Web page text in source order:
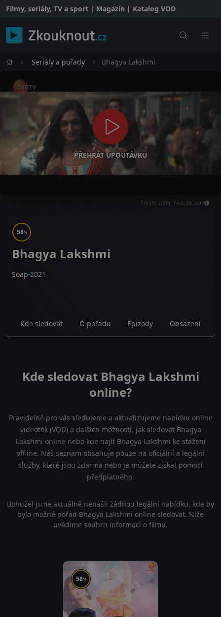
Filmy, seriály, TV a sport | Magazín | Katalog VOD
Seriály a pořady Bhagya Lakshmi
PŘEHRÁT UPOUTÁVKU
Trailer, zdroj: Youtube.com
58%
Bhagya Lakshmi
Soap 2021
Kde sledovat O pořadu Epizody Obsazení
Kde sledovat Bhagya Lakshmi
online?
Pravidelně pro vás sledujeme a aktualizujeme nabídku online
videoték (VOD) a dalších možností, jak sledovat Bhagya
Lakshmi online nebo kde najít Bhagya Lakshmi ke stažení
offline. Náš seznam obsahuje pouze na oficiální a legální
služby, které jsou zdarma nebo je můžete získat pomocí
předplatného.
Bohužel jsme aktuálně nenašli žádnou legální nabídku, kde by
bylo možné pořad Bhagya Lakshmi online sledovat. Níže
uvádíme souhrn informací o filmu.
58%